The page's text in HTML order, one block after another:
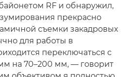
RF и обнаружил,
прекрасно
съемки закадровых
для работы в
переключаться с
на 70–200 мм, — говорит